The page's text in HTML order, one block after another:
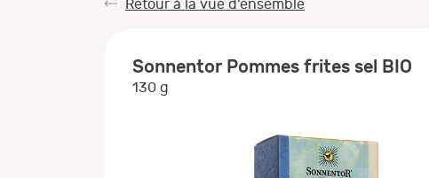
Retour à la vue d’ensemble
Sonnentor Pommes frites sel BIO
130 g